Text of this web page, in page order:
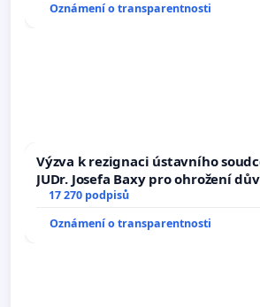
Oznámení o transparentnosti
Výzva k rezignaci ústavního
JUDr. Josefa Baxy pro ohrožení
ve spravedlivý proces
17 270 podpisů
Oznámení o transparentnosti